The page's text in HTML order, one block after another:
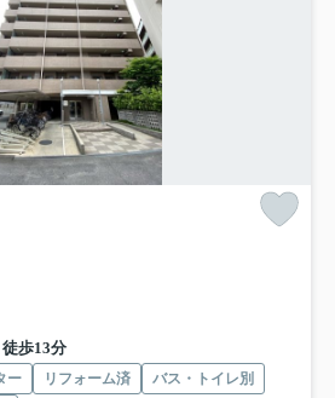
歩13分
ー リフォーム済
バス・トイレ別